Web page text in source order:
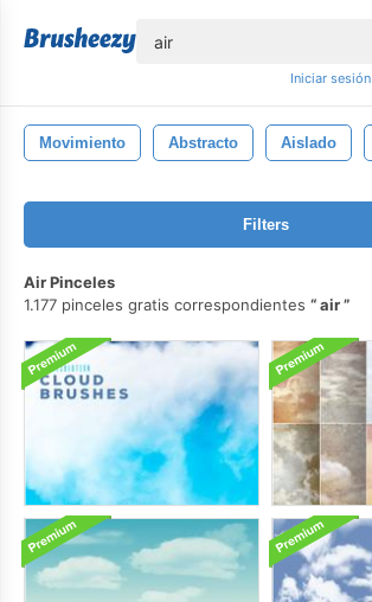
Iniciar sesión
Movimiento Abstracto Aislado
Filters
Air Pinceles
1.177 pinceles gratis correspondientes
air